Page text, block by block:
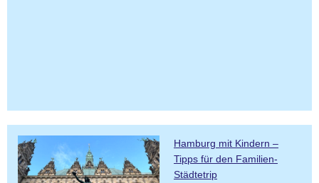
Hamburg mit Kindern –
Tipps für den Familien-
Städtetrip